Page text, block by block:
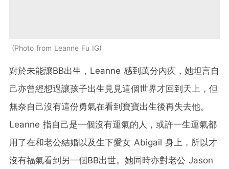
Photo from Leanne Fu IG
對於未能讓BB出生，Leanne 感到萬分內疚，她坦言自
己亦曾經想過讓孩子出生見見這個世界才回到天上，但
無奈自己沒有這份勇氣在看到寶寶出生後再失去他。
Leanne 指自己是一個沒有運氣的人，或許一生運氣都
用了在和老公結婚以及生下愛女 Abigail 身上，所以才
沒有福氣看到另一個BB出世。她同時亦對老公 Jason